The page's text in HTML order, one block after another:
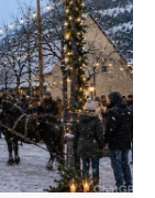
découvrir le
nombreux
de la